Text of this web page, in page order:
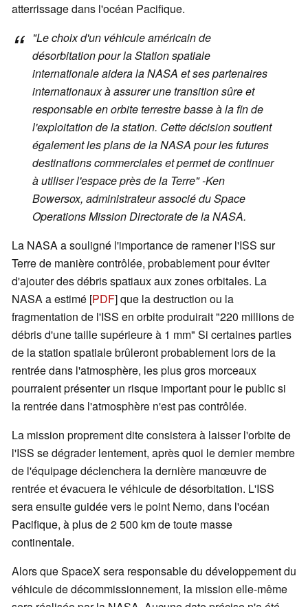
atterrissage dans l'océan Pacifique.
"Le choix d'un véhicule américain de
désorbitation pour la Station spatiale
internationale aidera la NASA et ses partenaires
internationaux à assurer une transition sûre et
responsable en orbite terrestre basse à la fin de
l'exploitation de la station. Cette décision soutient
également les plans de la NASA pour les futures
destinations commerciales et permet de continuer
à utiliser l'espace près de la Terre" -Ken
Bowersox, administrateur associé du Space
Operations Mission Directorate de la NASA.
La NASA a souligné l'importance de ramener l'ISS sur
Terre de manière contrôlée, probablement pour éviter
d'ajouter des débris spatiaux aux zones orbitales. La
NASA a estimé [PDF] que la destruction ou la
fragmentation de l'ISS en orbite produirait "220 millions de
débris d'une taille supérieure à 1 mm" Si certaines parties
de la station spatiale brûleront probablement lors de la
rentrée dans l'atmosphère, les plus gros morceaux
pourraient présenter un risque important pour le public si
la rentrée dans l'atmosphère n'est pas contrôlée.
La mission proprement dite consistera à laisser l'orbite de
l'ISS se dégrader lentement, après quoi le dernier membre
de l'équipage déclenchera la dernière manœuvre de
rentrée et évacuera le véhicule de désorbitation. L'ISS
sera ensuite guidée vers le point Nemo, dans l'océan
Pacifique, à plus de 2 500 km de toute masse
continentale.
Alors que SpaceX sera responsable du développement du
véhicule de décommissionnement, la mission elle-même